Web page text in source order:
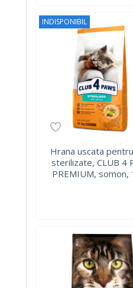
INDISPONIBIL
Hrana uscata
sterilizate, CLUB 4
PREMIUM, somon,